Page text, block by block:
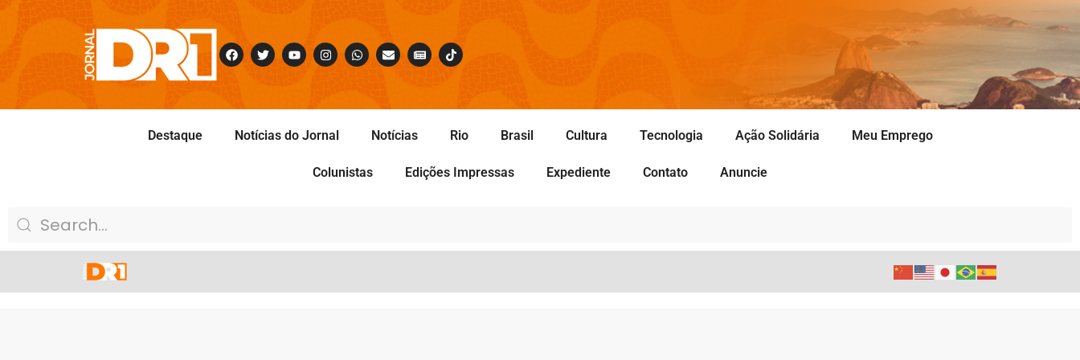
Destaque Notícias do Jornal Notícias Rio Brasil Cultura Tecnologia Ação Solidária Meu Emprego
Colunistas Edições Impressas Expediente Contato Anuncie